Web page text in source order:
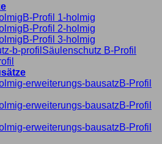
B-Profil 1-holmig
B-Profil 2-holmig
B-Profil 3-holmig
Säulenschutz B-Profil
B-Profil
B-Profil
B-Profil